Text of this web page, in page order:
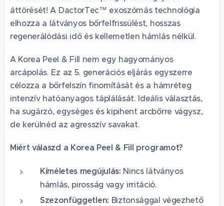
áttörését! A DactorTec™ exoszómás technológia
elhozza a látványos bőrfelfrissülést, hosszas
regenerálódási idő és kellemetlen hámlás nélkül.
A Korea Peel & Fill nem egy hagyományos
arcápolás. Ez az 5. generációs eljárás egyszerre
célozza a bőrfelszín finomítását és a hámréteg
intenzív hatóanyagos táplálását. Ideális választás,
ha sugárzó, egységes és kipihent arcbőrre vágysz,
de kerülnéd az agresszív savakat.
Miért válaszd a Korea Peel & Fill programot?
Kíméletes megújulás: Nincs látványos
hámlás, pirosság vagy irritáció.
Szezonfüggetlen: Biztonsággal végezhető